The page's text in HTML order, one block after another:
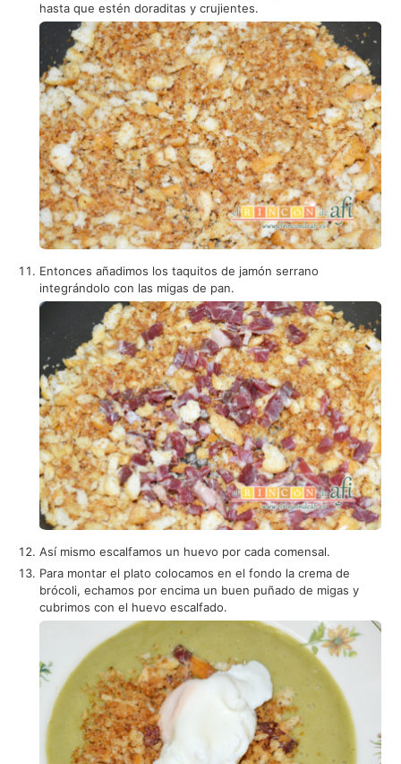
hasta que estén doraditas y crujientes.
Entonces añadimos los taquitos de jamón serrano
integrándolo con las migas de pan.
Así mismo escalfamos un huevo por cada comensal.
Para montar el plato colocamos en el fondo la crema de
brócoli, echamos por encima un buen puñado de migas y
cubrimos con el huevo escalfado.